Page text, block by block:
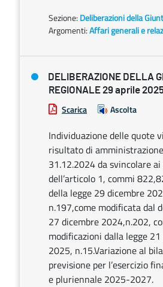
Sezione: Deliberazioni della
Argomenti:Affari generali e
DELIBERAZIONE DELLA
REGIONALE 29 aprile
Scarica Ascolta
Individuazione delle quote
risultato di
31.12.2024 da svincolare ai
dell’articolo 1, commi
della legge 29 dicembre
n.197,come modificata dal
27 dicembre 2024,n.202,
modificazioni dalla legge
2025, n.15.Variazione al
previsione per l’esercizio
e pluriennale 2025-2027.